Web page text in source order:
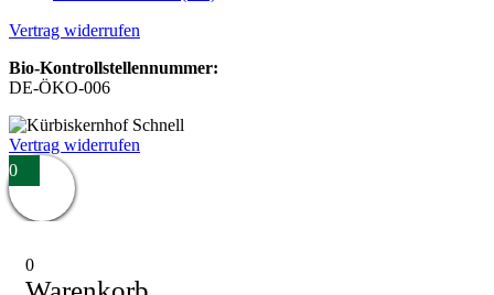
Vertrag widerrufen
Bio-Kontrollstellennummer:
DE-ÖKO-006
Vertrag widerrufen
0
0